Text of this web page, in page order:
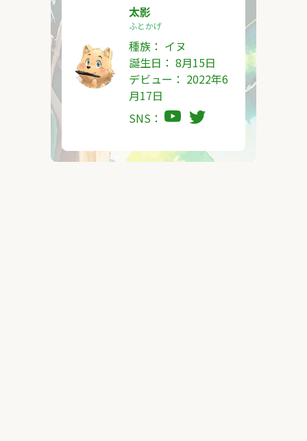
太影
ふとかげ
種族： イヌ
誕生日： 8月15日
デビュー： 2022年6
月17日
SNS：